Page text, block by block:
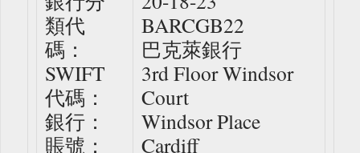
類代
碼：
SWIFT
代碼：
銀行：
賬號：
BARCGB22
巴克萊銀行
3rd Floor Windsor
Court
Windsor Place
Cardiff